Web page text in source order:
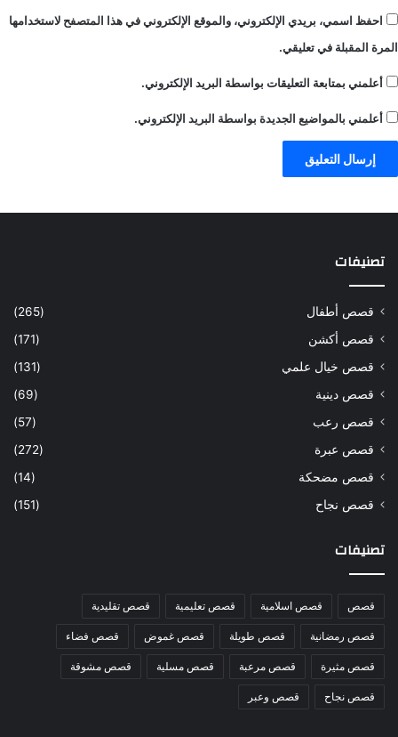
احفظ اسمي، بريدي الإلكتروني، والموقع الإلكتروني في هذا المتصفح لاستخدامها
المرة المقبلة في تعليقي.
أعلمني بمتابعة التعليقات بواسطة البريد الإلكتروني.
أعلمني بالمواضيع الجديدة بواسطة البريد الإلكتروني.
تصنيفات
قصص أطفال
(265)
قصص أكشن
(171)
قصص خيال علمي
(131)
قصص دينية
(69)
قصص رعب
(57)
قصص عبرة
(272)
قصص مضحكة
(14)
قصص نجاح
(151)
تصنيفات
قصص قصص اسلامية قصص تعليمية قصص تقليدية
قصص رمضانية قصص طويلة قصص غموض قصص فضاء
قصص مثيرة قصص مرعبة قصص مسلية قصص مشوقة
قصص نجاح قصص وعبر